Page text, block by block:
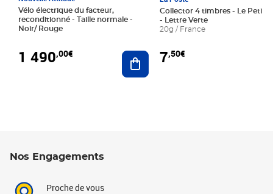
Vélo électrique du facteur,
reconditionné - Taille normale -
Noir/ Rouge
1 490,00€ Ajouter au panier
Collector 4 timbres - Le Petit
- Lettre Verte
20g / France
7,50€
Nos Engagements
Proche de vous